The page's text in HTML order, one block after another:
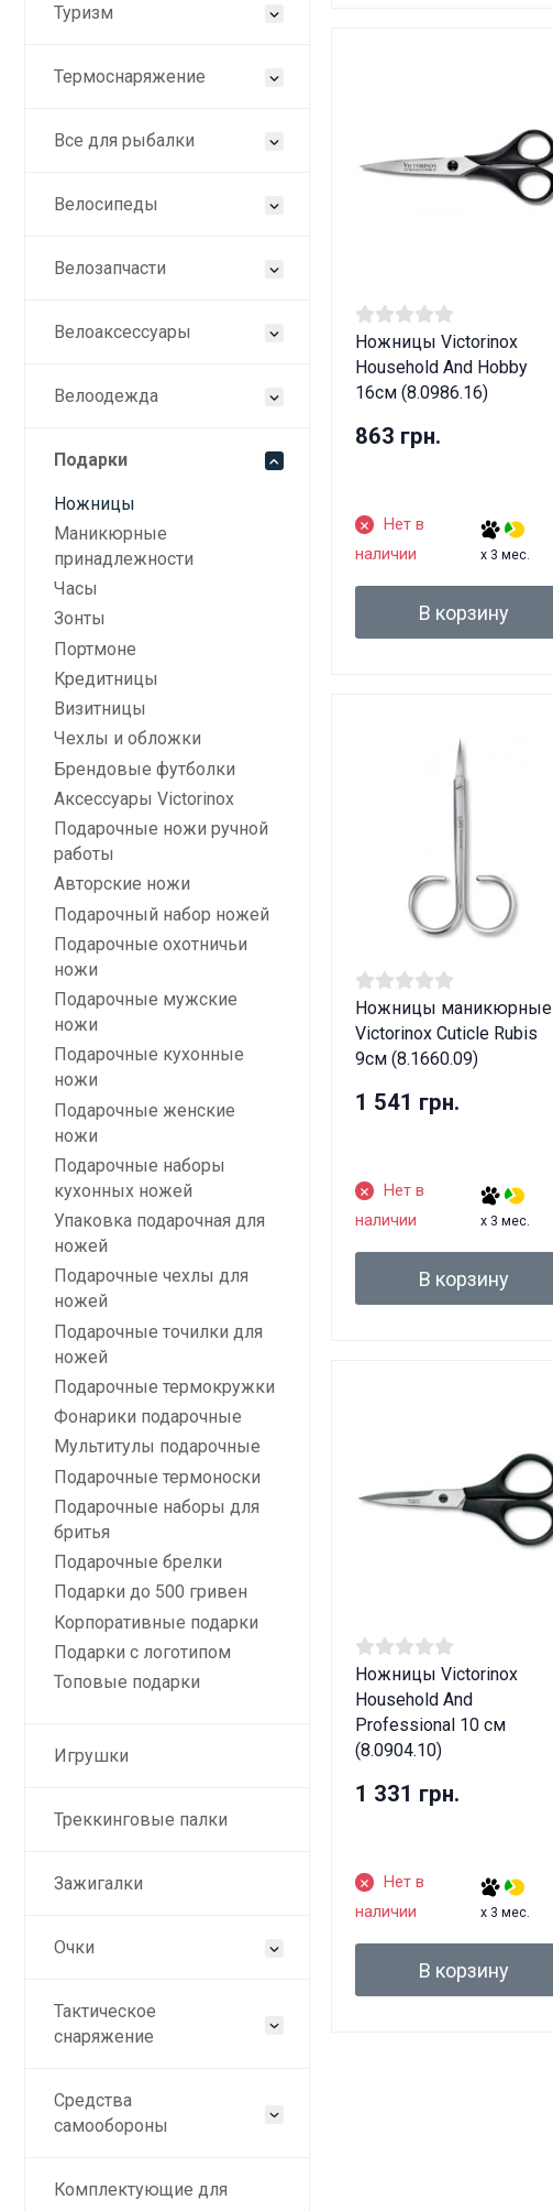
Туризм
Термоснаряжение
Все для рыбалки
Велосипеды
Велозапчасти
Велоаксессуары
Велоодежда
Подарки
Ножницы
Маникюрные
принадлежности
Часы
Зонты
Портмоне
Кредитницы
Визитницы
Чехлы и обложки
Брендовые футболки
Аксессуары Victorinox
Подарочные ножи ручной
работы
Авторские ножи
Подарочный набор ножей
Подарочные охотничьи
ножи
Подарочные мужские
ножи
Подарочные кухонные
ножи
Подарочные женские
ножи
Подарочные наборы
кухонных ножей
Упаковка подарочная для
ножей
Подарочные чехлы для
ножей
Подарочные точилки для
ножей
Подарочные термокружки
Фонарики подарочные
Мультитулы подарочные
Подарочные термоноски
Подарочные наборы для
бритья
Подарочные брелки
Подарки до 500 гривен
Корпоративные подарки
Подарки с логотипом
Топовые подарки
Игрушки
Треккинговые палки
Зажигалки
Очки
Тактическое
снаряжение
Средства
самообороны
Комплектующие для
Ножницы Victorinox
Household And Hobby
16см (8.0986.16)
863 грн.
Нет в
наличии
x 3 мес.
В корзину
Ножницы маникюрные
Victorinox Cuticle Rubis
9см (8.1660.09)
1 541 грн.
Нет в
наличии
x 3 мес.
В корзину
Ножницы Victorinox
Household And
Professional 10 см
(8.0904.10)
1 331 грн.
Нет в
наличии
x 3 мес.
В корзину